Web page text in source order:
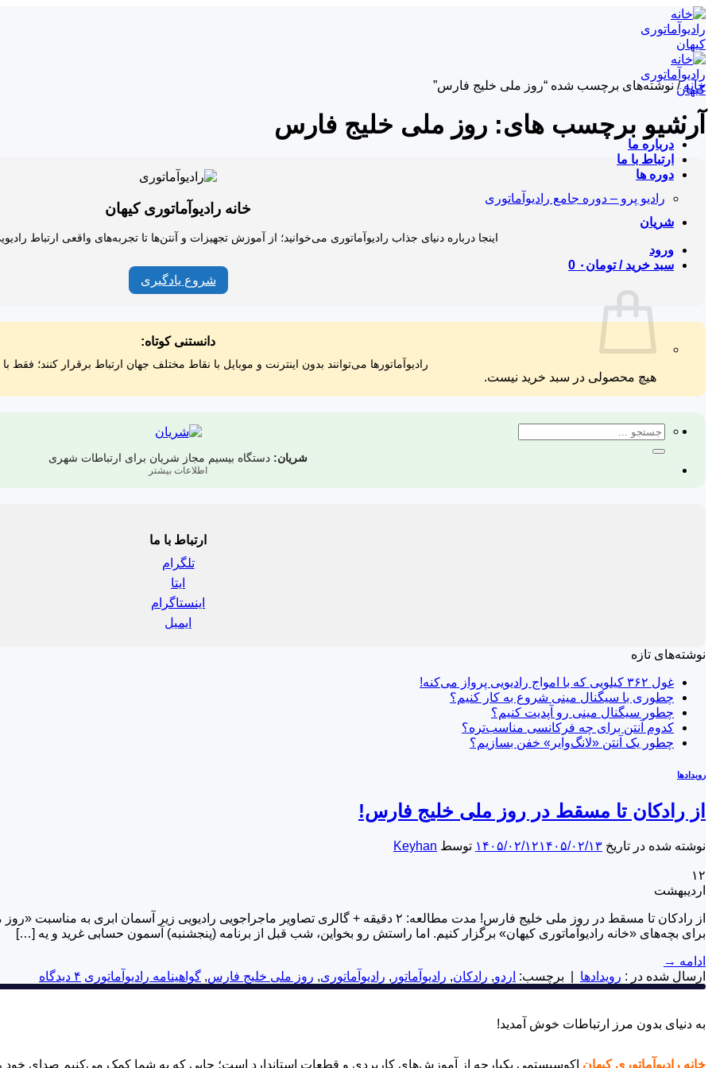
Skip
to
content
درباره ما
ارتباط با ما
دوره ها
رادیو پرو – دوره جامع رادیوآماتوری
شریان
ورود
سبد خرید /تومان ۰ 0
هیچ محصولی در سبد خرید نیست.
جستجو
خانه / نوشته‌های برچسب شده “روز ملی خلیج فارس”
آرشیو برچسب های: روز ملی خلیج فارس
خانه رادیوآماتوری کیهان
اینجا درباره دنیای جذاب رادیوآماتوری می‌خوانید؛ از آموزش تجهیزات و آنتن‌ها تا تجربه‌های واقعی ارتباط
شروع یادگیری
دانستنی کوتاه:
رادیوآماتورها می‌توانند بدون اینترنت و موبایل با نقاط مختلف جهان ارتباط برقرار کنند؛ فقط
شریان: دستگاه بیسیم مجاز شریان برای ارتباطات شهری
اطلاعات بیشتر
ارتباط با ما
تلگرام
ایتا
اینستاگرام
ایمیل
نوشته‌های تازه
غول ۳۶۲ کیلویی که با امواج رادیویی پرواز می‌کنه!
چطوری با سیگنال مینی شروع به کار کنیم؟
چطور سیگنال مینی رو آپدیت کنیم؟
کدوم آنتن برای چه فرکانسی مناسب‌تره؟
چطور یک آنتن «لانگ‌وایر» خفن بسازیم؟
رویدادها
از رادکان تا مسقط در روز ملی خلیج فارس!
نوشته شده در تاریخ ۱۴۰۵/۰۲/۱۲۱۴۰۵/۰۲/۱۳ توسط Keyhan
۱۲
اردیبهشت
از رادکان تا مسقط در روز ملی خلیج فارس! مدت مطالعه: ۲ دقیقه + گالری تصاویر ماجراجویی رادیویی
برای بچه‌های «خانه رادیوآماتوری کیهان» برگزار کنیم. اما راستش رو بخواین، شب قبل از برنامه (پنجشنبه) آسمون حسابی غرید و یه […]
ادامه →
ارسال شده در : رویدادها برچسب: اردو, رادکان, رادیوآماتور , رادیوآماتوری, روز ملی خلیج فارس, گواهینامه رادیوآماتوری ۴ دیدگاه
به دنیای بدون مرز ارتباطات خوش آمدید!
خانه رادیوآماتوری کیهان اکوسیستمی یکپارچه از آموزش‌های کاربردی و قطعات استاندارد است؛ جایی که به شما کمک می‌کنیم صدای خود